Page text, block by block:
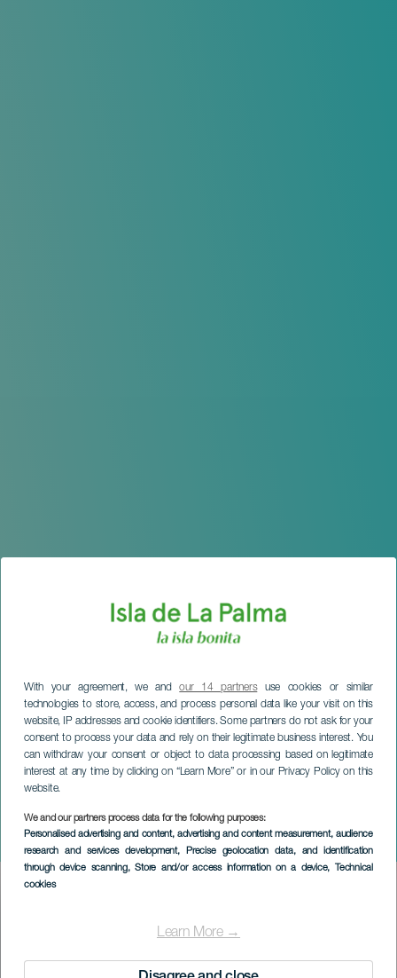
With your agreement, we andour 14 partnersuse cookies or similar
technologies to store, access, and process personal data like your visit on this
website, IP addresses and cookie identifiers. Some partners do not ask for your
consent to process your data and rely on their legitimate business interest. You
can withdraw your consent or object to data processing based on legitimate
interest at any time by clicking on “Learn More” or in our Privacy Policy on this
website.
We and our partners process data for the following purposes:
Personalised advertising and content, advertising and content measurement, audience
research and services development, Precise geolocation data, and identification
through device scanning, Store and/or access information on a device, Technical
cookies
Learn More →
Mese del formaggio
LA PALMA
Imagen